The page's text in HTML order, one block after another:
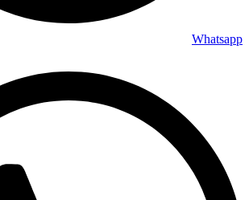
Whatsapp